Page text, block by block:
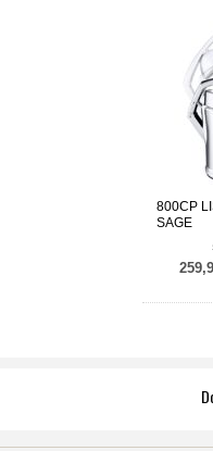
800CP
SAGE